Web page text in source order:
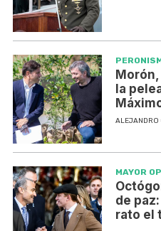
la
ALEJANDRO
MAYOR
de
rato el